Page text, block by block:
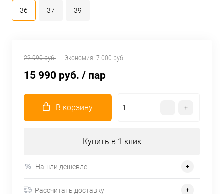
36 37 39
22 990 руб. Экономия: 7 000 руб.
15 990 руб. / пар
В корзину
Купить в 1 клик
Нашли дешевле
Рассчитать доставку